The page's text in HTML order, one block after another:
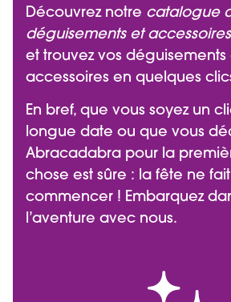
Découvrez notre catalogue
déguisements et accessoires
et trouvez vos déguisements
accessoires en quelques
En bref, que vous soyez un
longue date ou que vous
Abracadabra pour la
chose est sûre : la fête ne
commencer ! Embarquez
l’aventure avec nous.